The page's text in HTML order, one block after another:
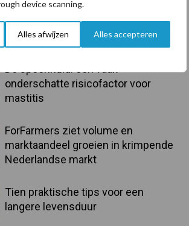
device scanning.
Alles afwijzen Alles accepteren
Grondstoffenmarkt blijft grillig:
droogte en geopolitiek houden
handel in de greep
De speenhuid: een vaak
onderschatte risicofactor voor
mastitis
ForFarmers ziet volume en
marktaandeel groeien in krimpende
Nederlandse markt
Tien praktische tips voor een
langere levensduur